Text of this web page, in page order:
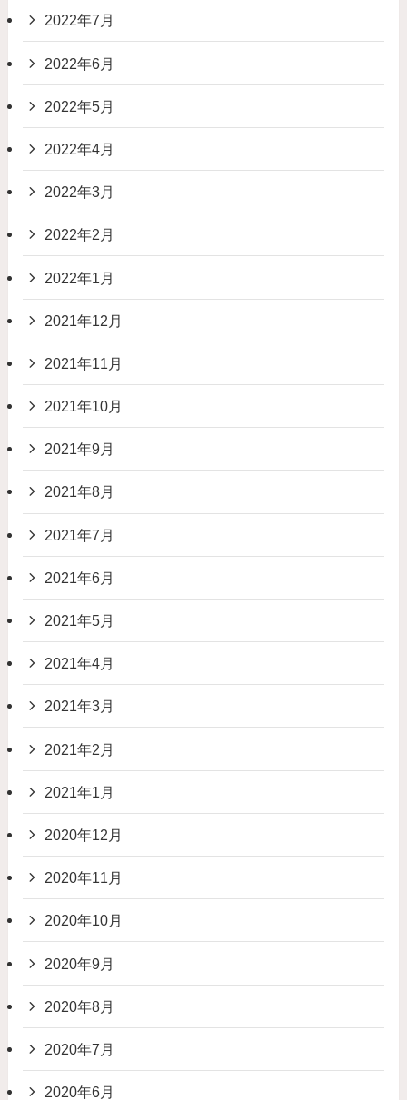
2022年7月
2022年6月
2022年5月
2022年4月
2022年3月
2022年2月
2022年1月
2021年12月
2021年11月
2021年10月
2021年9月
2021年8月
2021年7月
2021年6月
2021年5月
2021年4月
2021年3月
2021年2月
2021年1月
2020年12月
2020年11月
2020年10月
2020年9月
2020年8月
2020年7月
2020年6月